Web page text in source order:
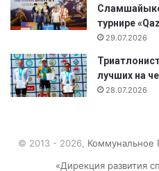
турнире
29.07.2026
лучших на
28.07.2026
© 2013 - 2026, Коммунальное
«Дирекция развития